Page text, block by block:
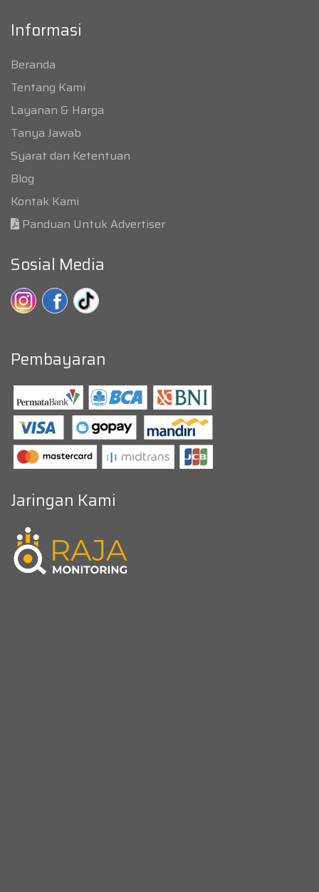
Informasi
Beranda
Tentang Kami
Layanan & Harga
Tanya Jawab
Syarat dan Ketentuan
Blog
Kontak Kami
Panduan Untuk Advertiser
Sosial Media
Pembayaran
Jaringan Kami